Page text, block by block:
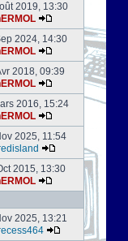
2019, 13:30
2024, 14:30
2018, 09:39
2016, 15:24
2025, 11:54
2015, 13:30
2025, 13:21